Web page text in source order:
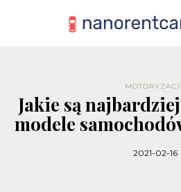
Jakie są
modele
2021-02-16